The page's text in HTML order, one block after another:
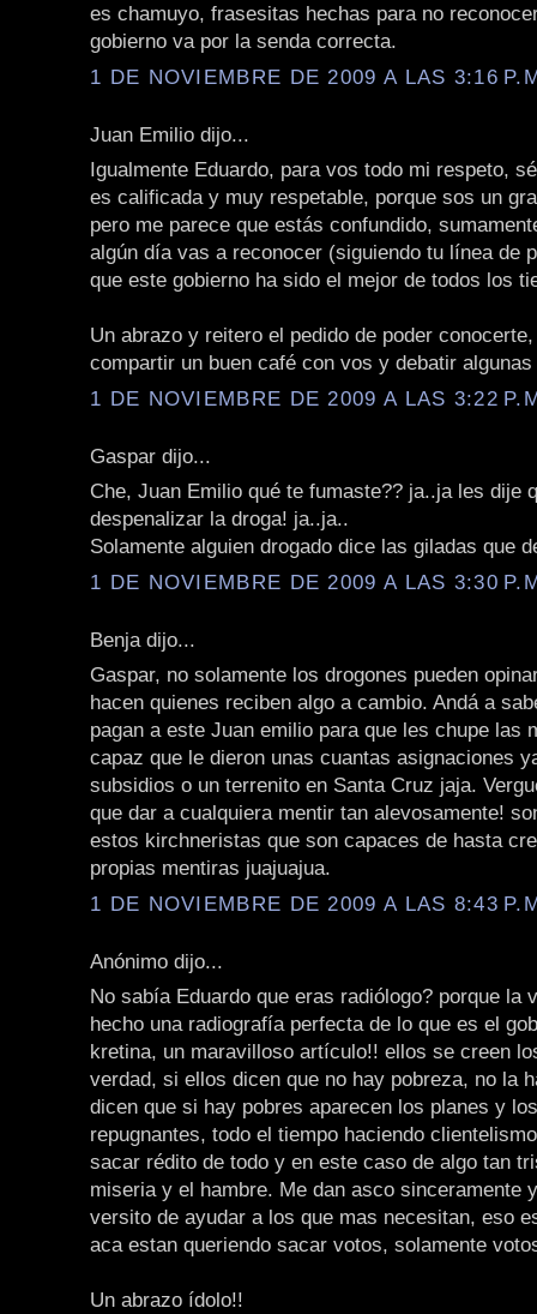
es chamuyo, frasesitas hechas para no
gobierno va por la senda correcta.
1 DE NOVIEMBRE DE 2009 A LAS 3:16
Juan Emilio dijo...
Igualmente Eduardo, para vos todo mi respeto,
es calificada y muy respetable, porque sos un
pero me parece que estás confundido,
algún día vas a reconocer (siguiendo tu línea de
que este gobierno ha sido el mejor de todos los
Un abrazo y reitero el pedido de poder
compartir un buen café con vos y debatir
1 DE NOVIEMBRE DE 2009 A LAS 3:22
Gaspar dijo...
Che, Juan Emilio qué te fumaste?? ja..ja les dije
despenalizar la droga! ja..ja..
Solamente alguien drogado dice las giladas que
1 DE NOVIEMBRE DE 2009 A LAS 3:30
Benja dijo...
Gaspar, no solamente los drogones pueden
hacen quienes reciben algo a cambio. Andá a
pagan a este Juan emilio para que les chupe las
capaz que le dieron unas cuantas asignaciones
subsidios o un terrenito en Santa Cruz jaja.
que dar a cualquiera mentir tan alevosamente!
estos kirchneristas que son capaces de hasta
propias mentiras juajuajua.
1 DE NOVIEMBRE DE 2009 A LAS 8:43
Anónimo dijo...
No sabía Eduardo que eras radiólogo? porque la
hecho una radiografía perfecta de lo que es el
kretina, un maravilloso artículo!! ellos se creen
verdad, si ellos dicen que no hay pobreza, no la
dicen que si hay pobres aparecen los planes y
repugnantes, todo el tiempo haciendo
sacar rédito de todo y en este caso de algo tan
miseria y el hambre. Me dan asco sinceramente
versito de ayudar a los que mas necesitan, eso
aca estan queriendo sacar votos, solamente
Un abrazo ídolo!!